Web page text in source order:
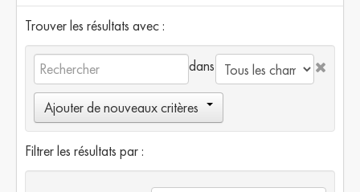
Trouver les résultats avec :
dans
Ajouter de nouveaux critères
Filtrer les résultats par :